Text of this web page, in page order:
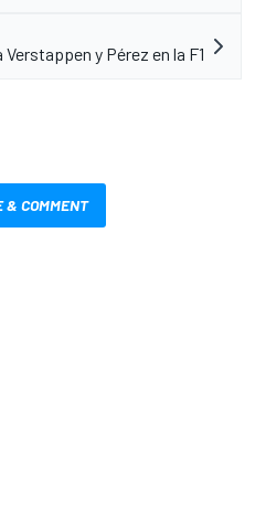
y Pérez en la F1
& COMMENT